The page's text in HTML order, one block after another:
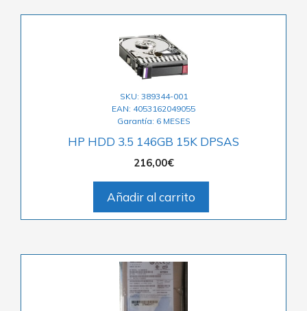
SKU: 389344-001
EAN: 4053162049055
Garantía: 6 MESES
HP HDD 3.5 146GB 15K DPSAS
216,00€
Añadir al carrito